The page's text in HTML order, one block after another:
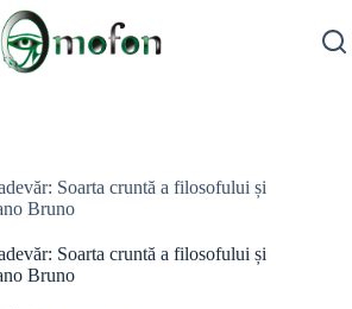
Soarta cruntă a filosofului și
Bruno
Soarta cruntă a filosofului și
Bruno